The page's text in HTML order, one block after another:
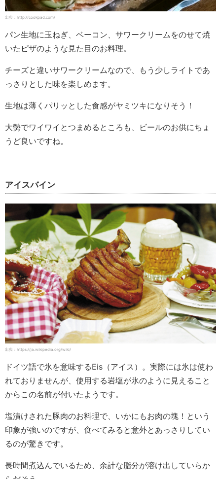
出典：http://cookpad.com/
パン生地に玉ねぎ、ベーコン、サワークリームをのせて焼
いたピザのような見た目のお料理。
チーズと違いサワークリームなので、もう少しライトであ
っさりとした味を楽しめます。
生地は薄くパリッとした食感がヤミツキになりそう！
大勢でワイワイとつまめるところも、ビールのお供にちょ
うど良いですね。
アイスバイン
出典：https://ja.wikipedia.org/wiki/
ドイツ語で氷を意味するEis（アイス）。実際には氷は使わ
れておりませんが、使用する岩塩が氷のように見えること
からこの名前が付いたようです。
塩漬けされた豚肉のお料理で、いかにもお肉の塊！という
印象が強いのですが、食べてみると意外とあっさりしてい
るのが驚きです。
長時間煮込んでいるため、余計な脂分が溶け出していらか